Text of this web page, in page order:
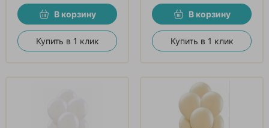
В корзину
Купить в 1 клик
В корзину
Купить в 1 клик